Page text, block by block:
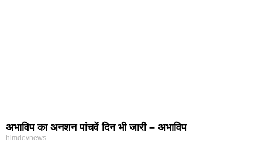
अभाविप का अनशन पांचवें दिन भी जारी – अभाविप
himdevnews